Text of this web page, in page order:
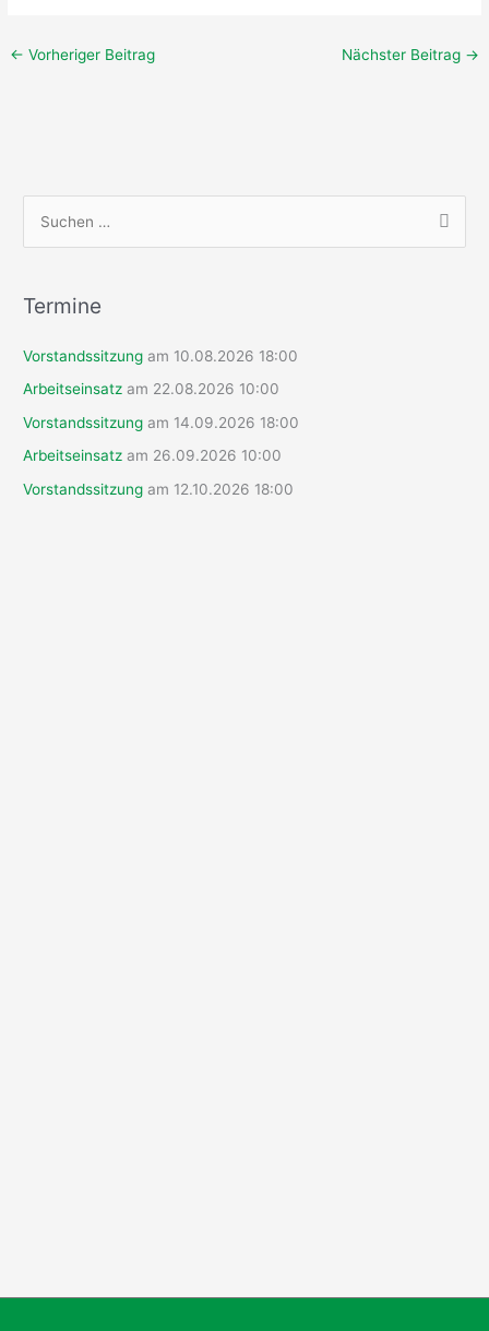
← Vorheriger Beitrag Nächster Beitrag →
h
n
n
a
Termine
Vorstandssitzung am 10.08.2026 18:00
Arbeitseinsatz am 22.08.2026 10:00
Vorstandssitzung am 14.09.2026 18:00
Arbeitseinsatz am 26.09.2026 10:00
Vorstandssitzung am 12.10.2026 18:00